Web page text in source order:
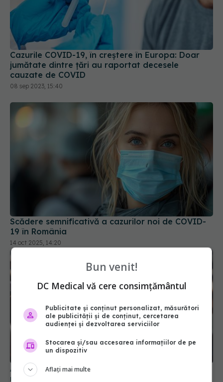
Cazurile COVID-19, în creștere în Europa: Doar
jumătate dintre țări au raportat decesele
cauzate de COVID
08 sep 2023, 15:40
Scădere semnificativă a cazurilor noi de COVID-
14 oct 2025, 14:20
Alertă COVID-19 în România. 4.846 de cazuri noi
raportate într-o singură săptămână
16 sep 2025, 14:17
Bun venit!
DC Medical vă cere consimțământul
Publicitate și conținut personalizat, măsurători
ale publicității și de conținut, cercetarea
audienței și dezvoltarea serviciilor
Stocarea și/sau accesarea informațiilor de pe
un dispozitiv
Aflați mai multe